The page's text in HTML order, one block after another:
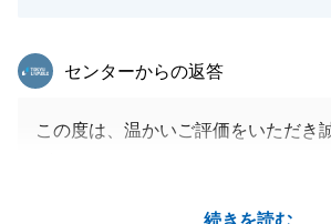
続きを読む
東急リバブル
センターからの返答
この度は、温かいご評価をいただき